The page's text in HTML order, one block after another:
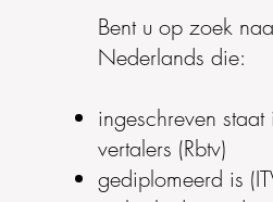
Bent u op zoek
Nederlands die:
ingeschreven
vertalers (Rbtv)
gediplomeerd is